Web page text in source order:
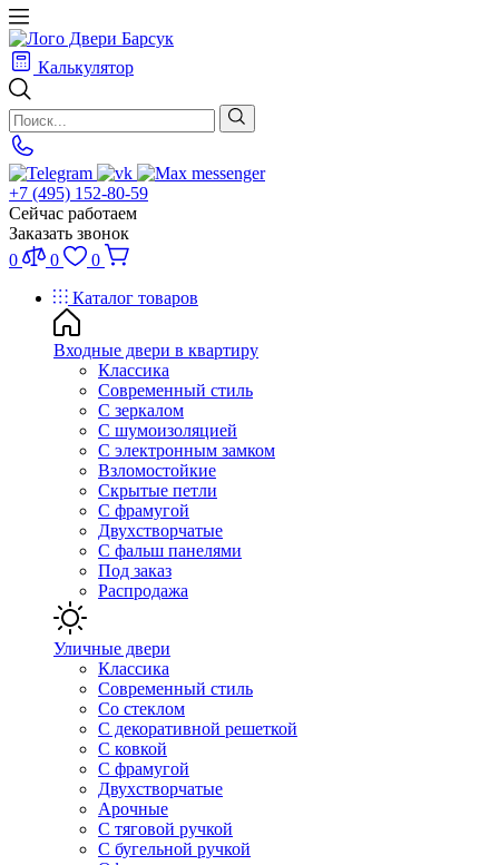
Калькулятор
+7 (495) 152-80-59
Сейчас работаем
Заказать звонок
0
0
0
Каталог товаров
Входные двери в квартиру
Классика
Современный стиль
С зеркалом
С шумоизоляцией
С электронным замком
Взломостойкие
Скрытые петли
С фрамугой
Двухстворчатые
С фальш панелями
Под заказ
Распродажа
Уличные двери
Классика
Современный стиль
Со стеклом
С декоративной решеткой
С ковкой
С фрамугой
Двухстворчатые
Арочные
С тяговой ручкой
С бугельной ручкой